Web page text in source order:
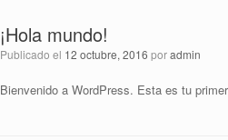
¡Hola mundo!
Publicado el 12 octubre, 2016 poradmin
Bienvenido a WordPress. Esta es tu